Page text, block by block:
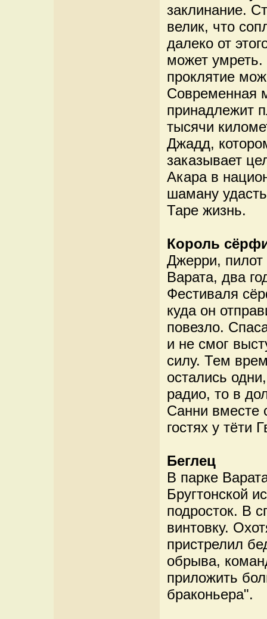
заклинание.
велик, что
далеко от
может умреть.
проклятие
Современная
принадлежит
тысячи
Джадд,
заказывает
Акара в
шаману
Таре жизнь.
Король
Джерри, пилот
Варата, два
Фестиваля
куда он
повезло.
и не смог
силу. Тем
остались
радио, то в
Санни вместе
гостях у тёти
Беглец
В парке
Бругтонской
подросток. В
винтовку.
пристрелил
обрыва,
приложить
браконьера".